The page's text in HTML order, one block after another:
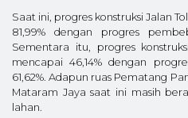
Saat ini, progres konstruksi Jalan
81,99% dengan progres
Sementara itu, progres
mencapai 46,14% dengan
61,62%. Adapun ruas Pematang
Mataram Jaya saat ini masih
lahan.